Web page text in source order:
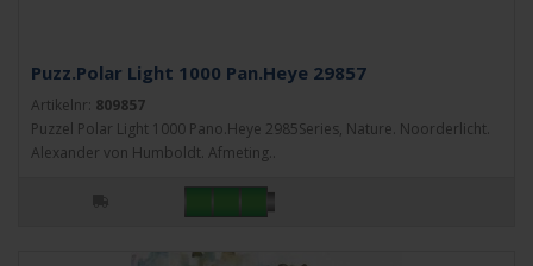
Puzz.Polar Light 1000 Pan.Heye 29857
Artikelnr: 809857
Puzzel Polar Light 1000 Pano.Heye 2985Series, Nature. Noorderlicht.
Alexander von Humboldt. Afmeting..